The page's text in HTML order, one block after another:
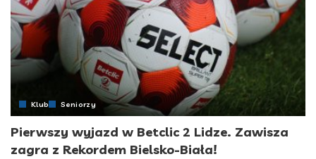
Klub Seniorzy
Pierwszy wyjazd w Betclic 2 Lidze. Zawisza
zagra z Rekordem Bielsko-Biała!